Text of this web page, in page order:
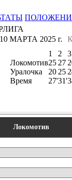
10 МАРТА 2025 г.
1 2 3
Локомотив25 27
Уралочка
20 25
Время
27'31'
Локомотив